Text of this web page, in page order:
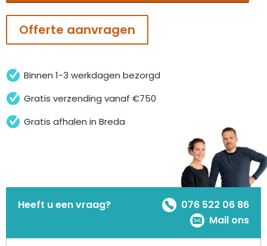
SA
aantal
Offerte aanvragen
Binnen 1-3 werkdagen bezorgd
Gratis verzending vanaf €750
Gratis afhalen in Breda
Heeft u een vraag?
076 522 06 86
Mail ons